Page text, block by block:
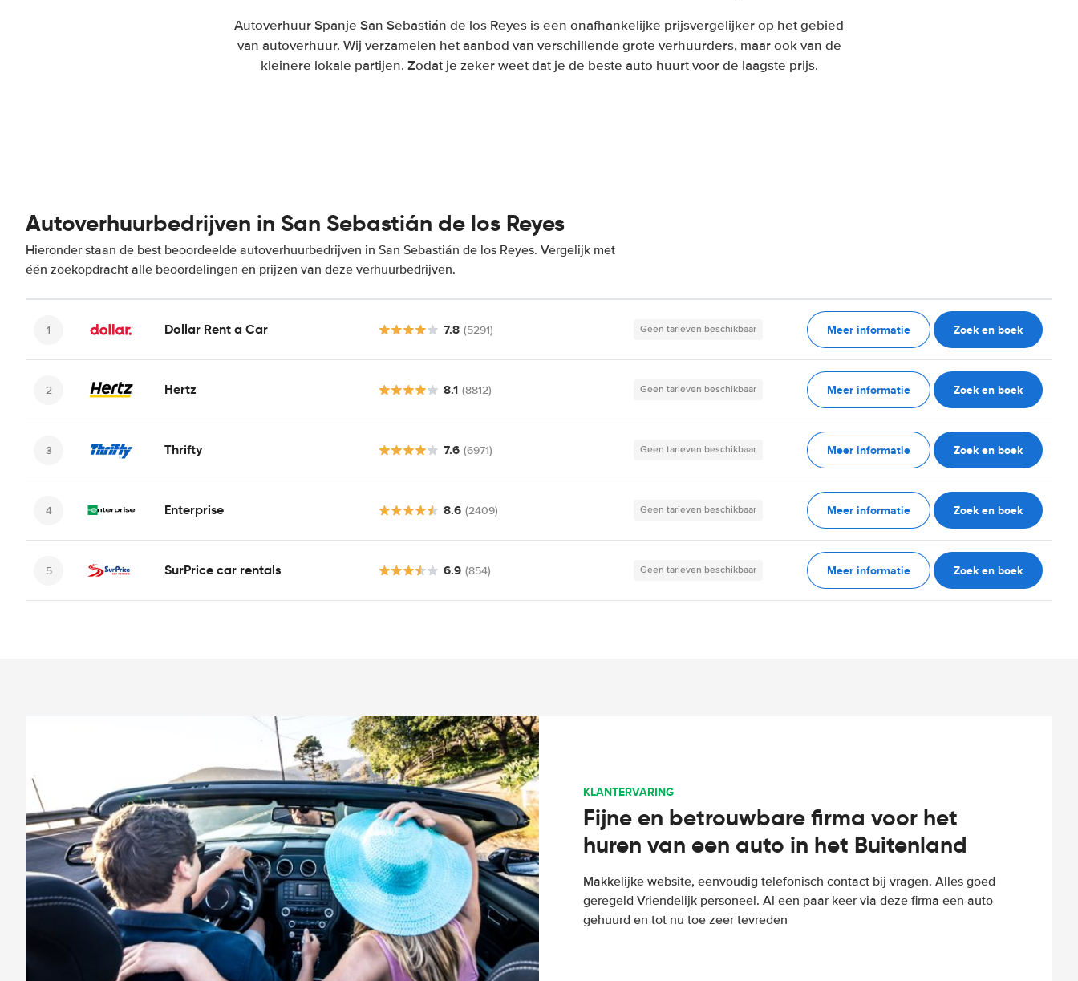
Autoverhuur Spanje San Sebastián de los Reyes is een onafhankelijke prijsvergelijker op het gebied
van autoverhuur. Wij verzamelen het aanbod van verschillende grote verhuurders, maar ook van de
kleinere lokale partijen. Zodat je zeker weet dat je de beste auto huurt voor de laagste prijs.
Autoverhuurbedrijven in San Sebastián de los Reyes
Hieronder staan de best beoordeelde autoverhuurbedrijven in San Sebastián de los Reyes. Vergelijk met
één zoekopdracht alle beoordelingen en prijzen van deze verhuurbedrijven.
Dollar Rent a Car 7.8 (5291) Geen tarieven beschikbaar Meer informatie Zoek en boek
Hertz 8.1 (8812) Geen tarieven beschikbaar Meer informatie Zoek en boek
Thrifty 7.6 (6971) Geen tarieven beschikbaar Meer informatie Zoek en boek
Enterprise 8.6 (2409) Geen tarieven beschikbaar Meer informatie Zoek en boek
SurPrice car rentals 6.9 (854) Geen tarieven beschikbaar Meer informatie Zoek en boek
KLANTERVARING
Fijne en betrouwbare firma voor het
huren van een auto in het Buitenland
Makkelijke website, eenvoudig telefonisch contact bij vragen. Alles goed
geregeld Vriendelijk personeel. Al een paar keer via deze firma een auto
gehuurd en tot nu toe zeer tevreden